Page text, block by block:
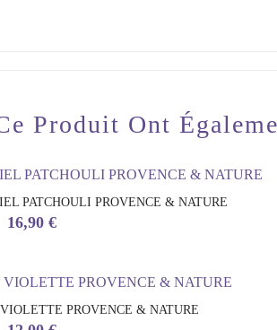
Produit Ont
PATCHOULI PROVENCE & NATURE
Prix
16,90 €
PROVENCE & NATURE